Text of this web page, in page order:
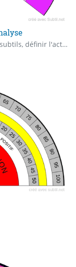
Permet d'évaluer les chakras et les corps subtils, définir l'action à accomplir, etc.